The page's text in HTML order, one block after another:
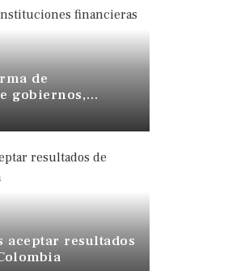
de
gobiernos,
financieras
aceptar resultados